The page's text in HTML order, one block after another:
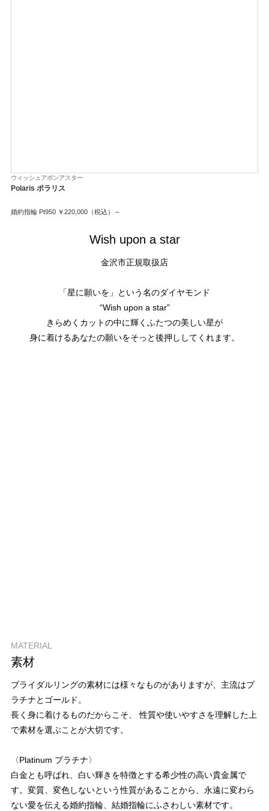
ウィッシュアポンアスター
Polaris ポラリス
婚約指輪 Pt950 ￥220,000（税込）～
Wish upon a star
金沢市正規取扱店
「星に願いを」という名のダイヤモンド
“Wish upon a star”
きらめくカットの中に輝くふたつの美しい星が
身に着けるあなたの願いをそっと後押ししてくれます。
MATERIAL
素材
ブライダルリングの素材には様々なものがありますが、主流はプ
ラチナとゴールド。
長く身に着けるものだからこそ、 性質や使いやすさを理解した上
で素材を選ぶことが大切です。
〈Platinum プラチナ〉
白金とも呼ばれ、白い輝きを特徴とする希少性の高い貴金属で
す。変質、変色しないという性質があることから、永遠に変わら
ない愛を伝える婚約指輪、結婚指輪にふさわしい素材です。